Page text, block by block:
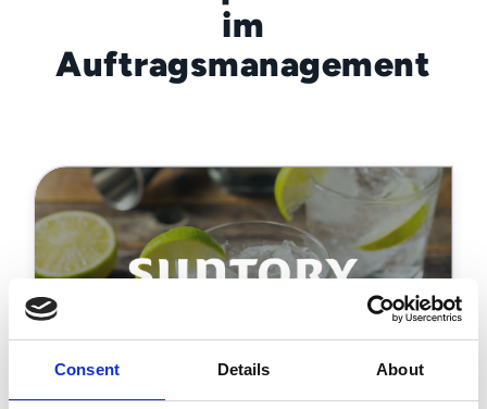
Consent Details About
im
Auftragsmanagement